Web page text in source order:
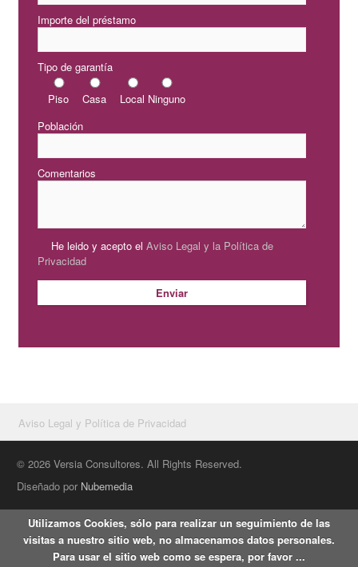
Importe del préstamo
Tipo de garantía
Piso Casa Local Ninguno
Población
Comentarios
He leido y acepto el Aviso Legal y la Política de
Privacidad
Aviso Legal y Política de Privacidad
© 2026 Versia Consultores. All Rights Reserved.
Diseñado por Nubemedia
Utilizamos Cookies, sólo para realizar un seguimiento de las
visitas a nuestro sitio web, no almacenamos datos personales.
Para usar el sitio web como se espera, por favor ...